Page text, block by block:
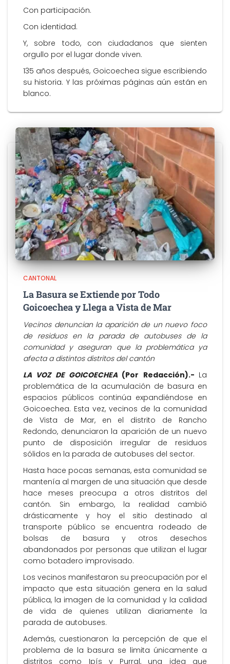
Con participación.
Con identidad.
Y, sobre todo, con ciudadanos que sienten
orgullo por el lugar donde viven.
135 años después, Goicoechea sigue escribiendo
su historia. Y las próximas páginas aún están en
blanco.
CANTONAL
La Basura se Extiende por Todo
Goicoechea y Llega a Vista de Mar
Vecinos denuncian la aparición de un nuevo foco
de residuos en la parada de autobuses de la
comunidad y aseguran que la problemática ya
afecta a distintos distritos del cantón
LA VOZ DE GOICOECHEA (Por Redacción).- La
problemática de la acumulación de basura en
espacios públicos continúa expandiéndose en
Goicoechea. Esta vez, vecinos de la comunidad
de Vista de Mar, en el distrito de Rancho
Redondo, denunciaron la aparición de un nuevo
punto de disposición irregular de residuos
sólidos en la parada de autobuses del sector.
Hasta hace pocas semanas, esta comunidad se
mantenía al margen de una situación que desde
hace meses preocupa a otros distritos del
cantón. Sin embargo, la realidad cambió
drásticamente y hoy el sitio destinado al
transporte público se encuentra rodeado de
bolsas de basura y otros desechos
abandonados por personas que utilizan el lugar
como botadero improvisado.
Los vecinos manifestaron su preocupación por el
impacto que esta situación genera en la salud
pública, la imagen de la comunidad y la calidad
de vida de quienes utilizan diariamente la
parada de autobuses.
Además, cuestionaron la percepción de que el
problema de la basura se limita únicamente a
distritos como Ipís y Purral, una idea que